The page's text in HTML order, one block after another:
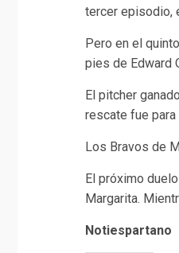
tercer episodio,
Pero en el
pies de Edward
El pitcher
rescate fue para
Los Bravos de
El próximo
Margarita.
Notiespartano